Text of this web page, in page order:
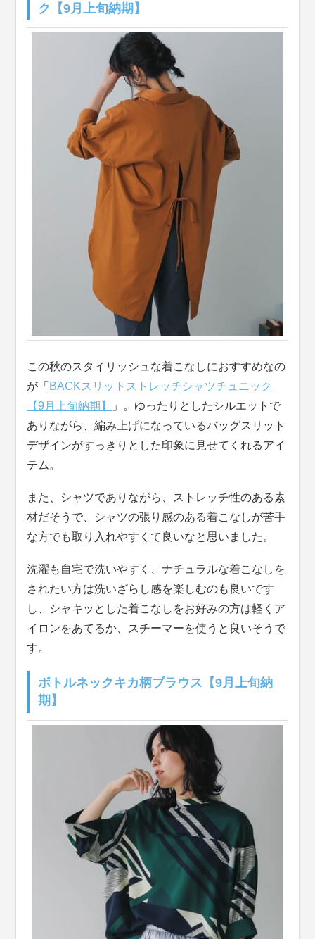
ク【9月上旬納期】
この秋のスタイリッシュな着こなしにおすすめなの
が「 BACKスリットストレッチシャツチュニック
【9月上旬納期】
」。ゆったりとしたシルエットで
ありながら、編み上げになっているバッグスリット
デザインがすっきりとした印象に見せてくれるアイ
テム。
また、シャツでありながら、ストレッチ性のある素
材だそうで、シャツの張り感のある着こなしが苦手
な方でも取り入れやすくて良いなと思いました。
洗濯も自宅で洗いやすく、ナチュラルな着こなしを
されたい方は洗いざらし感を楽しむのも良いです
し、シャキッとした着こなしをお好みの方は軽くア
イロンをあてるか、スチーマーを使うと良いそうで
す。
ボトルネックキカ柄ブラウス【9月上旬納
期】